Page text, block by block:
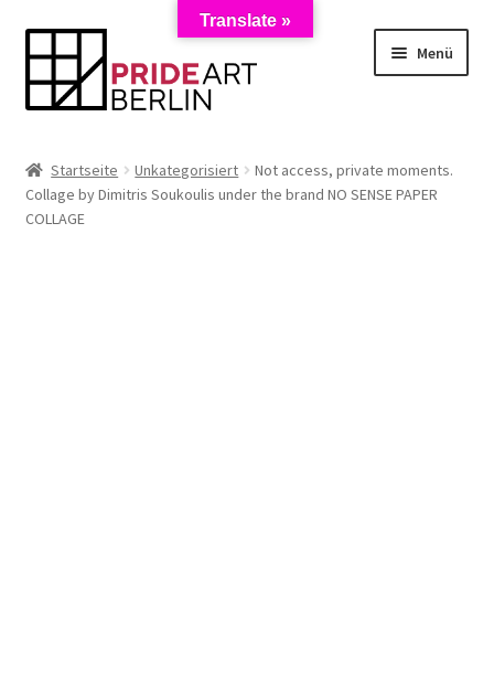
Zur
Navigation
springen
Zum
springen
Menü
AGB
Startseite Unkategorisiert
Not access, private moments.
Collage by Dimitris Soukoulis under the brand NO SENSE PAPER
COLLAGE
Translate »